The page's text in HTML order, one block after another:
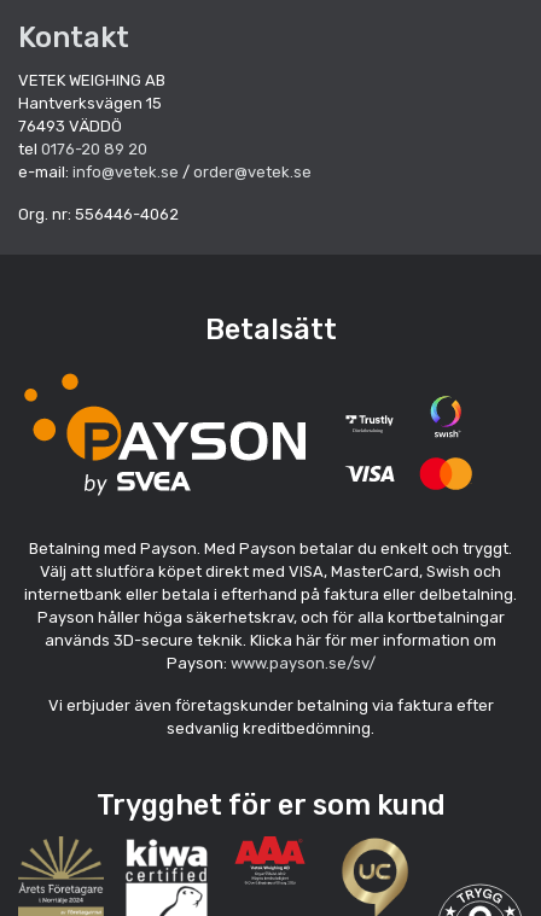
Kontakt
VETEK WEIGHING AB
Hantverksvägen 15
76493 VÄDDÖ
tel 0176-20 89 20
e-mail: info@vetek.se / order@vetek.se
Org. nr: 556446-4062
Betalsätt
Betalning med Payson. Med Payson betalar du enkelt och tryggt.
Välj att slutföra köpet direkt med VISA, MasterCard, Swish och
internetbank eller betala i efterhand på faktura eller delbetalning.
Payson håller höga säkerhetskrav, och för alla kortbetalningar
används 3D-secure teknik. Klicka här för mer information om
Payson: www.payson.se/sv/
Vi erbjuder även företagskunder betalning via faktura efter
sedvanlig kreditbedömning.
Trygghet för er som kund